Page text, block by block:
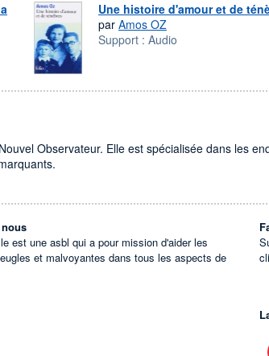
Une histoire d'amour et de
par Amos OZ
Support : Audio
Observateur. Elle est spécialisée dans les
est une asbl qui a pour mission d'aider les
et malvoyantes dans tous les aspects de